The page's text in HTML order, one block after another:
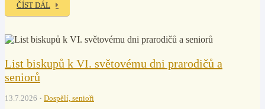
ČÍST DÁL
List biskupů k VI. světovému dni prarodičů a
seniorů
13.7.2026 Dospělí, senioři